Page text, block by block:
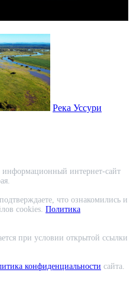
Река Уссури
интернет-сайт
что ознакомились и
cookies. Политика
при условии открытой ссылки
конфиденциальности сайта.